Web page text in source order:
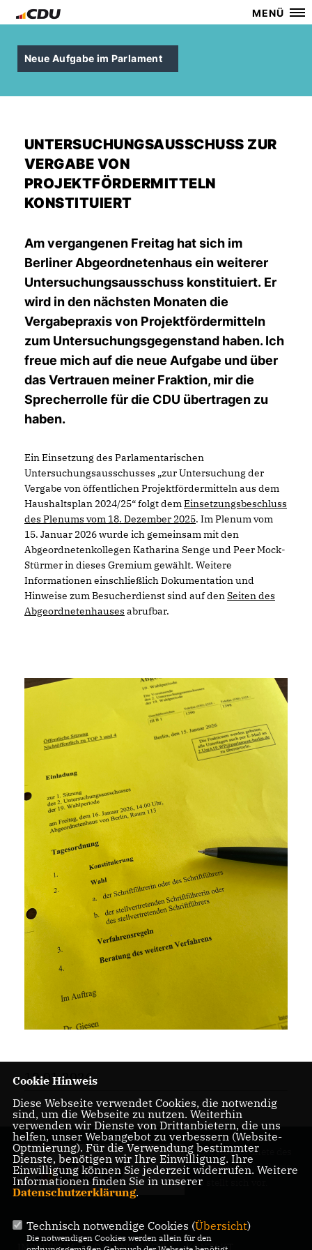
MENÜ
Neue Aufgabe im Parlament
UNTERSUCHUNGSAUSSCHUSS ZUR
VERGABE VON
PROJEKTFÖRDERMITTELN
KONSTITUIERT
Am vergangenen Freitag hat sich im
Berliner Abgeordnetenhaus ein weiterer
Untersuchungsausschuss konstituiert. Er
wird in den nächsten Monaten die
Vergabepraxis von Projektfördermitteln
zum Untersuchungsgegenstand haben. Ich
freue mich auf die neue Aufgabe und über
das Vertrauen meiner Fraktion, mir die
Sprecherrolle für die CDU übertragen zu
haben.
Ein Einsetzung des Parlamentarischen
Untersuchungsausschusses „zur Untersuchung der
Vergabe von öffentlichen Projektfördermitteln aus dem
Haushaltsplan 2024/25“ folgt demEinsetzungsbeschluss
des Plenums vom 18. Dezember 2025. Im Plenum vom
15. Januar 2026 wurde ich gemeinsam mit den
Abgeordnetenkollegen Katharina Senge und Peer Mock-
Stürmer in dieses Gremium gewählt. Weitere
Informationen einschließlich Dokumentation und
Hinweise zum Besucherdienst sind auf denSeiten des
Abgeordnetenhauses abrufbar.
19.01.2026
Der Abgeordnete des
Pankower Wahlkreis
6 stellt sich vor.
IMPRESSUM DATENSCHUTZ KONTAKT
Cookie Hinweis
Diese Webseite verwendet Cookies, die notwendig
sind, um die Webseite zu nutzen. Weiterhin
verwenden wir Dienste von Drittanbietern, die uns
helfen, unser Webangebot zu verbessern (Website-
Optmierung). Für die Verwendung bestimmter
Dienste, benötigen wir Ihre Einwilligung. Ihre
Einwilligung können Sie jederzeit widerrufen. Weitere
Informationen finden Sie in unserer
Datenschutzerklärung.
Technisch notwendige Cookies (Übersicht)
Die notwendigen Cookies werden allein für den